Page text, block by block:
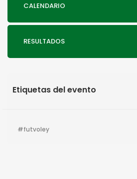
CALENDARIO
RESULTADOS
Etiquetas del evento
futvoley